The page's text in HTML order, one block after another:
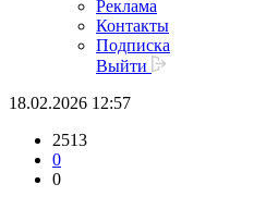
Реклама
Контакты
Подписка
Выйти
18.02.2026 12:57
2513
0
0